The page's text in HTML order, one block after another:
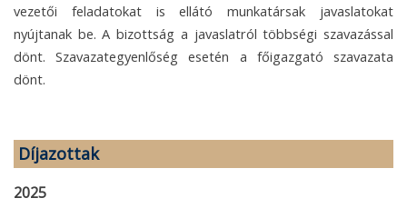
vezetői feladatokat is ellátó munkatársak javaslatokat
nyújtanak be. A bizottság a javaslatról többségi szavazással
dönt. Szavazategyenlőség esetén a főigazgató szavazata
dönt.
Díjazottak
2025